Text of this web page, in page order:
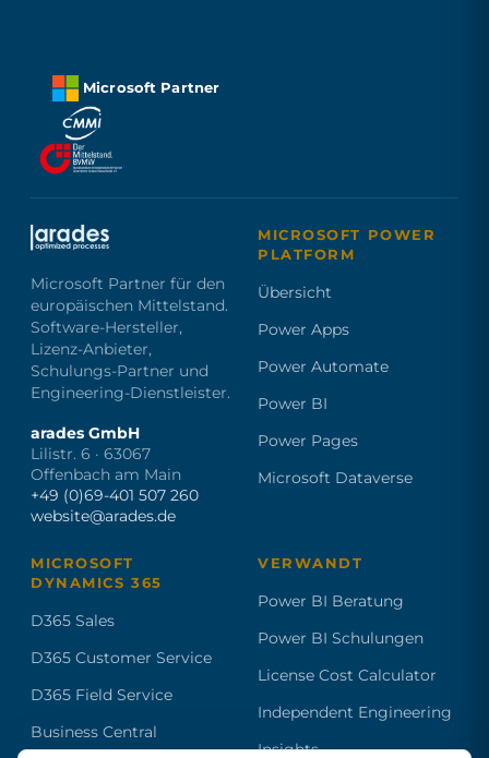
Microsoft Partner
Microsoft Partner für den
europäischen Mittelstand.
Software-Hersteller,
Lizenz-Anbieter,
Schulungs-Partner und
Engineering-Dienstleister.
arades GmbH
Lilistr. 6 · 63067
Offenbach am Main
+49 (0)69-401 507 260
website@arades.de
MICROSOFT POWER
PLATFORM
Übersicht
Power Apps
Power Automate
Power BI
Power Pages
Microsoft Dataverse
MICROSOFT
DYNAMICS 365
D365 Sales
D365 Customer Service
D365 Field Service
Business Central
VERWANDT
Power BI Beratung
Power BI Schulungen
License Cost Calculator
Independent Engineering
Insights